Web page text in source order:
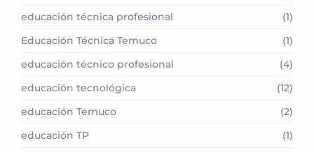
educación técnica profesional
(1)
Educación Técnica Temuco
(1)
educación técnico profesional
(4)
educación tecnológica
(12)
educación Temuco
(2)
educación TP
(1)